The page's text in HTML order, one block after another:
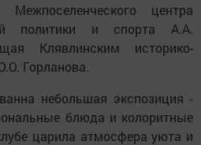
центра
политики и спорта А.А.
Клявлинским историко-
Горланова.
небольшая экспозиция -
блюда и колоритные
царила атмосфера уюта и